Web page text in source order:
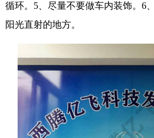
循环。5、尽量不要做车内装饰。6
阳光直射的地方。